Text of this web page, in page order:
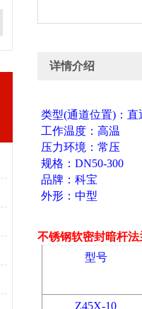
详情介绍
类型(通道位置)：直
工作温度：高温
压力环境：常压
规格：DN50-300
品牌：科宝
外形：中型
不锈钢软密封暗杆法
型号
Z45X-10